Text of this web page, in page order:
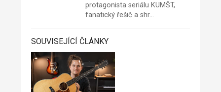
protagonista seriálu KUMŠT,
fanatický řešič a shr…
SOUVISEJÍCÍ ČLÁNKY